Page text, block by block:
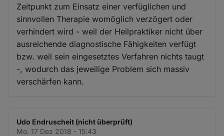
Zeitpunkt zum Einsatz einer verfüglichen und
sinnvollen Therapie womöglich verzögert oder
verhindert wird - weil der Heilpraktiker nicht über
ausreichende diagnostische Fähigkeiten verfügt
bzw. weil sein eingesetztes Verfahren nichts taugt
-, wodurch das jeweilige Problem sich massiv
verschärfen kann.
Udo Endruscheit (nicht überprüft)
Mo. 17 Dez 2018 - 15:43